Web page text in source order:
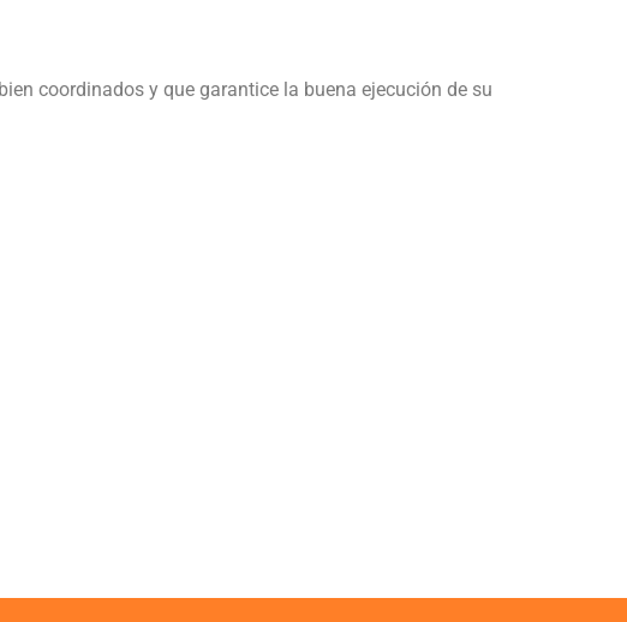
coordinados y que garantice la buena ejecución de su